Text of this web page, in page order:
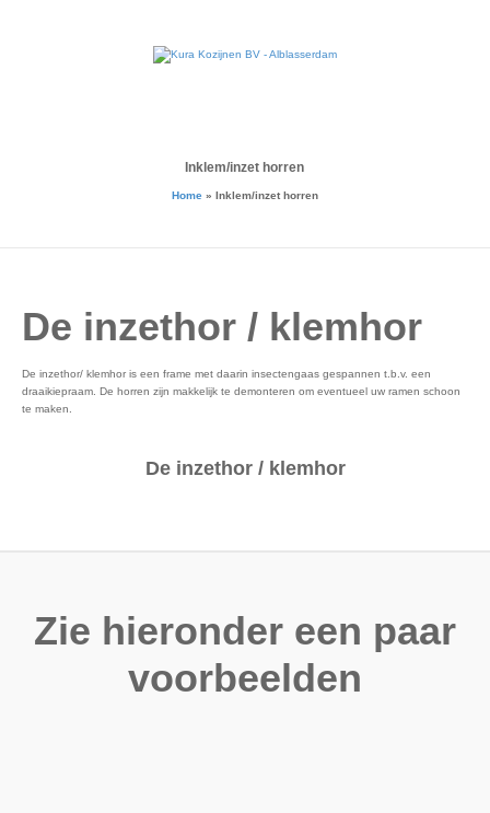
Inklem/inzet horren
Home» Inklem/inzet horren
De inzethor / klemhor
De inzethor/ klemhor is een frame met daarin insectengaas gespannen t.b.v. een
draaikiepraam. De horren zijn makkelijk te demonteren om eventueel uw ramen schoon
te maken.
De inzethor / klemhor
Zie hieronder een paar
voorbeelden